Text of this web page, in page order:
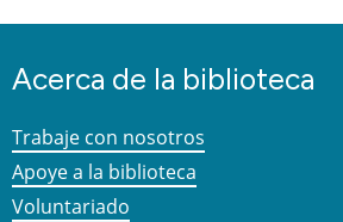
Acerca de la biblioteca
Trabaje con nosotros
Apoye a la biblioteca
Voluntariado